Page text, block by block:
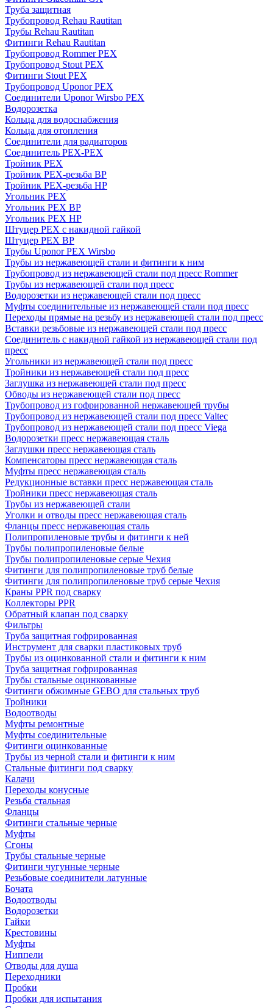
Труба защитная
Трубопровод Rehau Rautitan
Трубы Rehau Rautitan
Фитинги Rehau Rautitan
Трубопровод Rommer PEX
Трубопровод Stout PEX
Фитинги Stout PEX
Трубопровод Uponor PEX
Соединители Uponor Wirsbo PEX
Водорозетка
Кольца для водоснабжения
Кольца для отопления
Соединители для радиаторов
Соединитель PEX-PEX
Тройник PEX
Тройник PEX-резьба ВР
Тройник PEX-резьба НР
Угольник PEX
Угольник PEX ВР
Угольник PEX НР
Штуцер PEX c накидной гайкой
Штуцер PEX ВР
Трубы Uponor PEX Wirsbo
Трубы из нержавеющей стали и фитинги к ним
Трубопровод из нержавеющей стали под пресс Rommer
Трубы из нержавеющей стали под пресс
Водорозетки из нержавеющей стали под пресс
Муфты соединительные из нержавеющей стали под пресс
Переходы прямые на резьбу из нержавеющей стали под пресс
Вставки резьбовые из нержавеющей стали под пресс
Соединитель с накидной гайкой из нержавеющей стали под
пресс
Угольники из нержавеющей стали под пресс
Тройники из нержавеющей стали под пресс
Заглушка из нержавеющей стали под пресс
Обводы из нержавеющей стали под пресс
Трубопровод из гофрированной нержавеющей трубы
Трубопровод из нержавеющей стали под пресс Valtec
Трубопровод из нержавеющей стали под пресс Viega
Водорозетки пресс нержавеющая сталь
Заглушки пресс нержавеющая сталь
Компенсаторы пресс нержавеющая сталь
Муфты пресс нержавеющая сталь
Редукционные вставки пресс нержавеющая сталь
Тройники пресс нержавеющая сталь
Трубы из нержавеющей стали
Уголки и отводы пресс нержавеющая сталь
Фланцы пресс нержавеющая сталь
Полипропиленовые трубы и фитинги к ней
Трубы полипропиленовые белые
Трубы полипропиленовые серые Чехия
Фитинги для полипропиленовые труб белые
Фитинги для полипропиленовые труб серые Чехия
Краны PPR под сварку
Коллекторы PPR
Обратный клапан под сварку
Фильтры
Труба защитная гофрированная
Инструмент для сварки пластиковых труб
Трубы из оцинкованной стали и фитинги к ним
Труба защитная гофрированная
Трубы стальные оцинкованные
Фитинги обжимные GEBO для стальных труб
Тройники
Водоотводы
Муфты ремонтные
Муфты соединительные
Фитинги оцинкованные
Трубы из черной стали и фитинги к ним
Стальные фитинги под сварку
Калачи
Переходы конусные
Резьба стальная
Фланцы
Фитинги стальные черные
Муфты
Сгоны
Трубы стальные черные
Фитинги чугунные черные
Резьбовые соединители латунные
Бочата
Водоотводы
Водорозетки
Гайки
Крестовины
Муфты
Ниппели
Отводы для душа
Переходники
Пробки
Пробки для испытания